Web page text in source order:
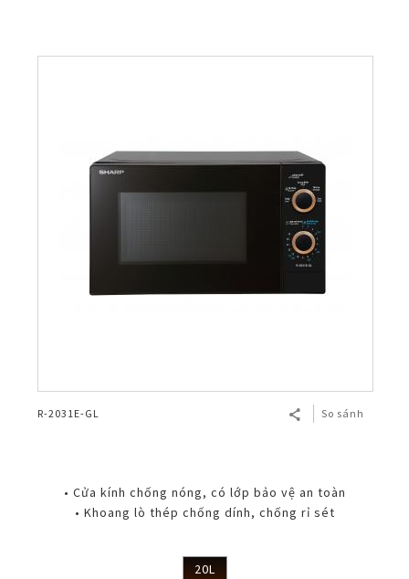
R-2031E-GL So sánh
• Cửa kính chống nóng, có lớp bảo vệ an toàn
• Khoang lò thép chống dính, chống rỉ sét
20L